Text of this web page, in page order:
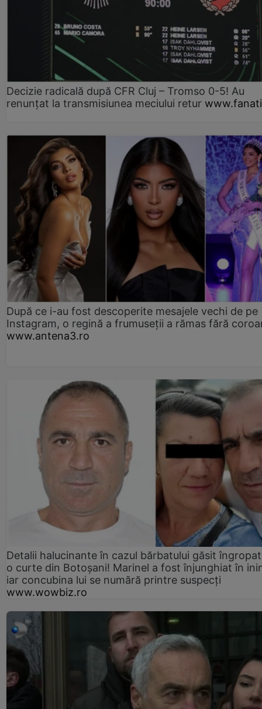
Decizie radicală după CFR Cluj – Tromso 0-5! Au
renunțat la transmisiunea meciului retur
După ce i-au fost descoperite mesajele vechi de pe
Instagram, o regină a frumuseții a rămas fără
www.antena3.ro
Detalii halucinante în cazul bărbatului găsit
o curte din Botoșani! Marinel a fost înjunghiat în
iar concubina lui se numără printre suspecți
www.wowbiz.ro